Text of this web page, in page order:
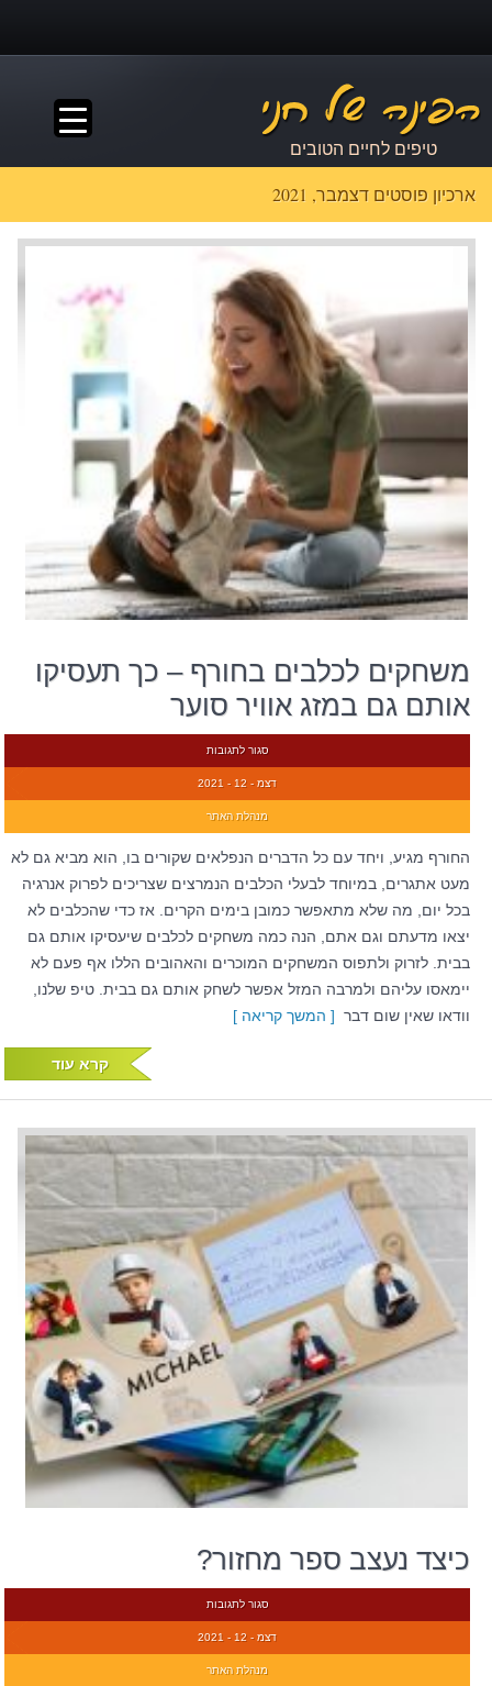
טיפים לחיים הטובים
ארכיון פוסטים דצמבר, 2021
משחקים לכלבים בחורף – כך תעסיקו
אותם גם במזג אוויר סוער
סגור לתגובות
דצמ - 12 - 2021
מנהלת האתר
החורף מגיע, ויחד עם כל הדברים הנפלאים שקורים בו, הוא מביא גם לא
מעט אתגרים, במיוחד לבעלי הכלבים הנמרצים שצריכים לפרוק אנרגיה
בכל יום, מה שלא מתאפשר כמובן בימים הקרים. אז כדי שהכלבים לא
יצאו מדעתם וגם אתם, הנה כמה משחקים לכלבים שיעסיקו אותם גם
בבית. לזרוק ולתפוס המשחקים המוכרים והאהובים הללו אף פעם לא
יימאסו עליהם ולמרבה המזל אפשר לשחק אותם גם בבית. טיפ שלנו,
וודאו שאין שום דבר [ המשך קריאה ]
קרא עוד
כיצד נעצב ספר מחזור?
סגור לתגובות
דצמ - 12 - 2021
מנהלת האתר